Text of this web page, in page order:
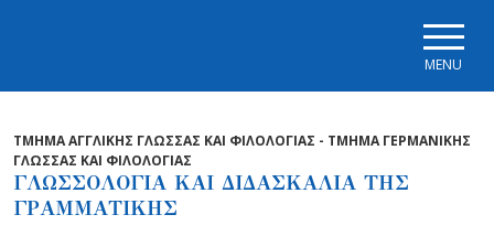
MENU
ΤΜΗΜΑ ΑΓΓΛΙΚΗΣ ΓΛΩΣΣΑΣ ΚΑΙ ΦΙΛΟΛΟΓΙΑΣ - ΤΜΗΜΑ ΓΕΡΜΑΝΙΚΗΣ
ΓΛΩΣΣΑΣ ΚΑΙ ΦΙΛΟΛΟΓΙΑΣ
ΓΛΩΣΣΟΛΟΓΙΑ ΚΑΙ ΔΙΔΑΣΚΑΛΙΑ ΤΗΣ
ΓΡΑΜΜΑΤΙΚΗΣ